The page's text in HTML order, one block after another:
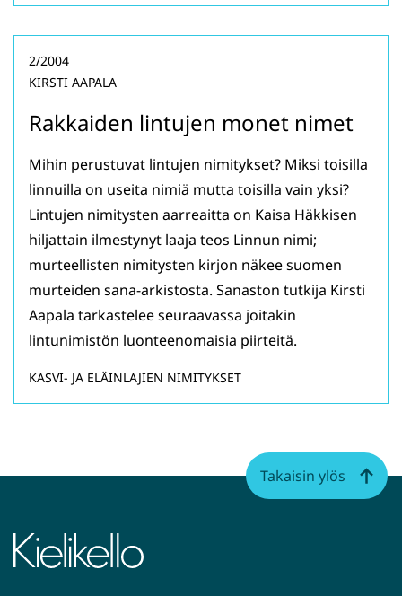
Rakkaiden lintujen monet nimet
2/2004
KIRSTI AAPALA
Mihin perustuvat lintujen nimitykset? Miksi toisilla
linnuilla on useita nimiä mutta toisilla vain yksi?
Lintujen nimitysten aarreaitta on Kaisa Häkkisen
hiljattain ilmestynyt laaja teos Linnun nimi;
murteellisten nimitysten kirjon näkee suomen
murteiden sana-arkistosta. Sanaston tutkija Kirsti
Aapala tarkastelee seuraavassa joitakin
lintunimistön luonteenomaisia piirteitä.
KASVI- JA ELÄINLAJIEN NIMITYKSET
Takaisin ylös